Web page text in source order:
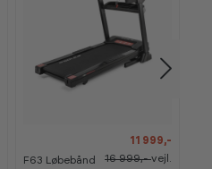
F63 Løbebånd
11 999,-
16 999,-vejl.